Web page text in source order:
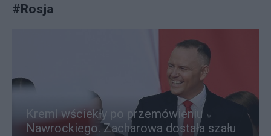
#Rosja
Kreml wściekły po przemówieniu
Nawrockiego. Zacharowa dostała szału